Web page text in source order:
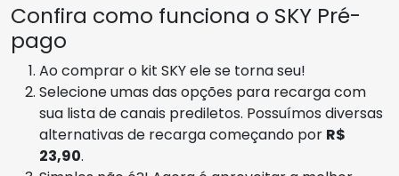
Confira como funciona o SKY Pré-
pago
Ao comprar o kit SKY ele se torna seu!
Selecione umas das opções para recarga com
sua lista de canais prediletos. Possuímos diversas
alternativas de recarga começando por R$
23,90.